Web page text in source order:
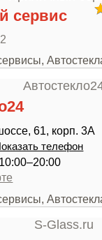
сервис
61, корп. 3А
телефон